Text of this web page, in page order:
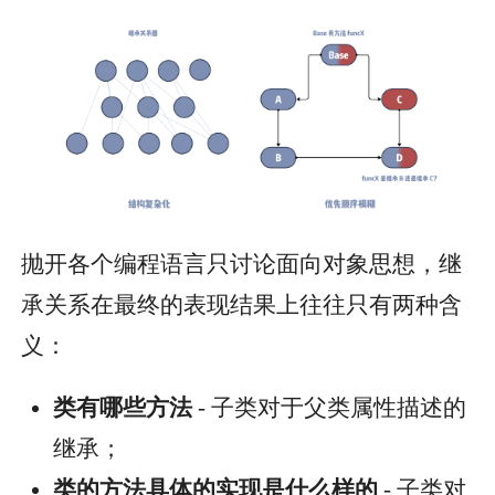
抛开各个编程语言只讨论面向对象思想，继
承关系在最终的表现结果上往往只有两种含
义：
类有哪些方法- 子类对于父类属性描述的
继承；
类的方法具体的实现是什么样的 - 子类对